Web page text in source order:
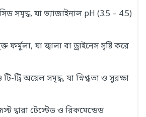
সমৃদ্ধ, যা ভ্যাজাইনাল pH (3.5 – 4.5)
ফর্মুলা, যা জ্বালা বা ড্রাইনেস সৃষ্টি করে
ট্রি অয়েল সমৃদ্ধ, যা স্নিগ্ধতা ও সুরক্ষা
দ্বারা টেস্টেড ও রিকমেন্ডেড